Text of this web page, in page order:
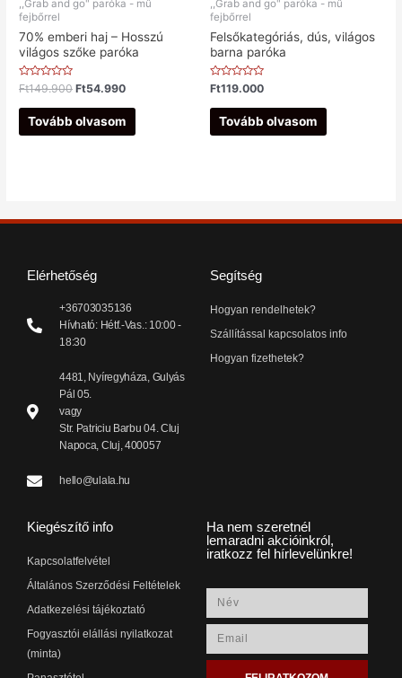
,,Grab and go" paróka - mű
fejbőrrel
70% emberi haj – Hosszú
világos szőke paróka
Értékelés:
0
/
Ft149.900 Ft54.990
Tovább olvasom
,,Grab and go" paróka - mű
fejbőrrel
Felsőkategóriás, dús, világos
barna paróka
Értékelés:
0
/
Ft119.000
Tovább olvasom
Elérhetőség
+36703035136
Hívható: Hétf.-Vas.: 10:00 -
18:30
4481, Nyíregyháza, Gulyás
Pál 05.
vagy
Str. Patriciu Barbu 04. Cluj
Napoca, Cluj, 400057
hello@ulala.hu
Segítség
Hogyan rendelhetek?
Szállítással kapcsolatos info
Hogyan fizethetek?
Kiegészítő info
Kapcsolatfelvétel
Általános Szerződési Feltételek
Adatkezelési tájékoztató
Fogyasztói elállási nyilatkozat
(minta)
Ha nem szeretnél
lemaradni akcióinkról,
iratkozz fel hírlevelünkre!